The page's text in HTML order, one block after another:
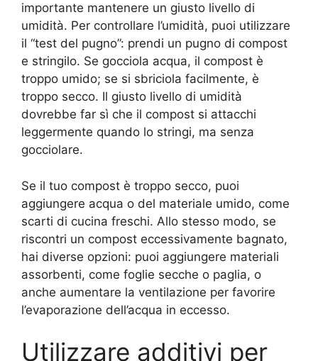
importante mantenere un giusto livello di
umidità. Per controllare l’umidità, puoi utilizzare
il “test del pugno”: prendi un pugno di compost
e stringilo. Se gocciola acqua, il compost è
troppo umido; se si sbriciola facilmente, è
troppo secco. Il giusto livello di umidità
dovrebbe far sì che il compost si attacchi
leggermente quando lo stringi, ma senza
gocciolare.
Se il tuo compost è troppo secco, puoi
aggiungere acqua o del materiale umido, come
scarti di cucina freschi. Allo stesso modo, se
riscontri un compost eccessivamente bagnato,
hai diverse opzioni: puoi aggiungere materiali
assorbenti, come foglie secche o paglia, o
anche aumentare la ventilazione per favorire
l’evaporazione dell’acqua in eccesso.
Utilizzare additivi per